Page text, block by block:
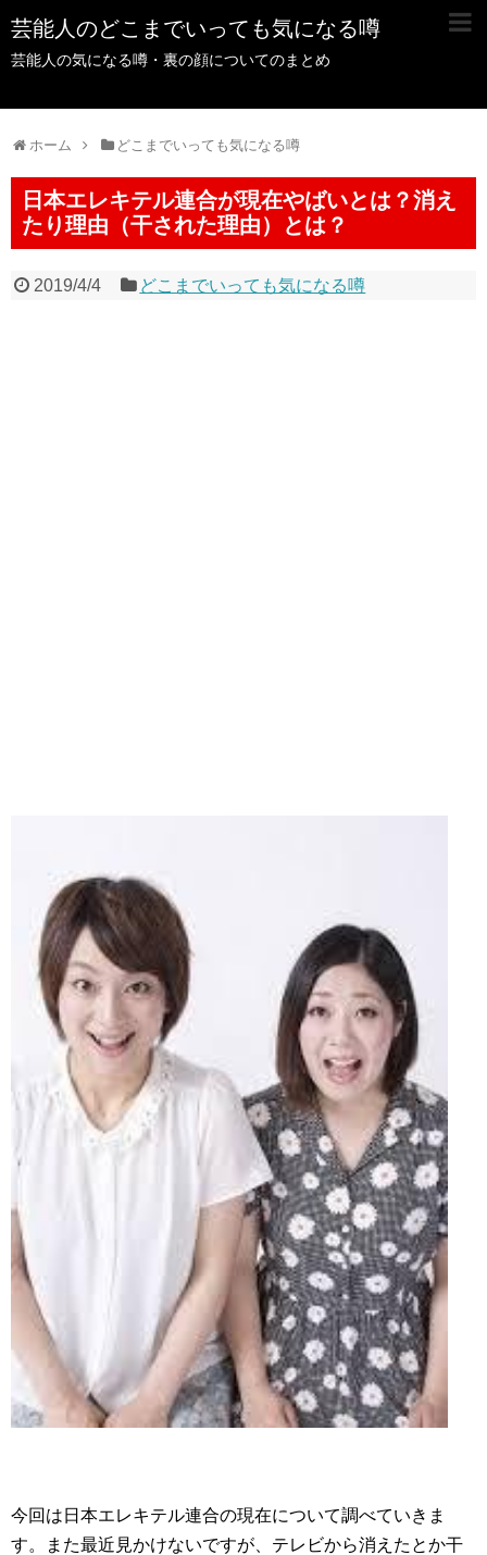
芸能人のどこまでいっても気になる噂
芸能人の気になる噂・裏の顔についてのまとめ
ホーム どこまでいっても気になる噂
日本エレキテル連合が現在やばいとは？消え
たり理由（干された理由）とは？
2019/4/4 どこまでいっても気になる噂
今回は日本エレキテル連合の現在について調べていきま
す。また最近見かけないですが、テレビから消えたとか干